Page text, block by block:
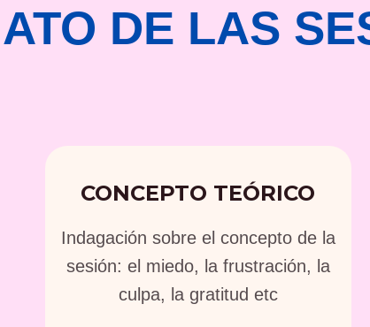
DE LAS
CONCEPTO TEÓRICO
Indagación sobre el concepto de la
sesión: el miedo, la frustración, la
culpa, la gratitud etc